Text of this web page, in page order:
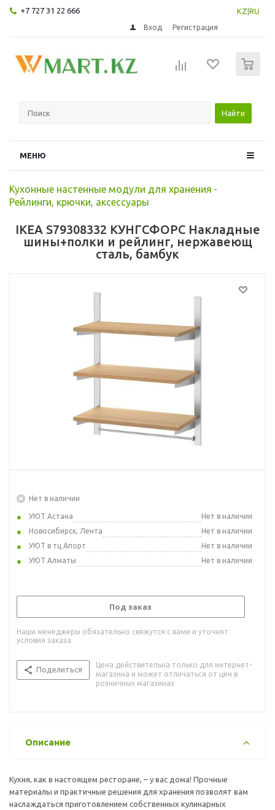
+7 727 31 22 666 KZ RU
Вход Регистрация
Найти
МЕНЮ
Кухонные настенные модули для хранения -
Рейлинги, крючки, аксессуары
IKEA S79308332 КУНГСФОРС Накладные
шины+полки и рейлинг, нержавеющ
сталь, бамбук
Нет в наличии
УЮТ Астана
Нет в наличии
Новосибирск, Лента
Нет в наличии
УЮТ в тц Апорт
Нет в наличии
УЮТ Алматы
Нет в наличии
Под заказ
Наши менеджеры обязательно свяжутся с вами и уточнят
условия заказа
Поделиться
Цена действительна только для интернет-
магазина и может отличаться от цен в
розничных магазинах
Описание
Кухня, как в настоящем ресторане, – у вас дома! Прочные
материалы и практичные решения для хранения позволят вам
наслаждаться приготовлением собственных кулинарных